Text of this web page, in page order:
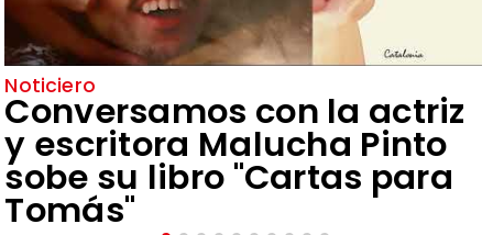
Noticiero
Conversamos con la actriz
y escritora Malucha Pinto
sobe su libro "Cartas para
Tomás"